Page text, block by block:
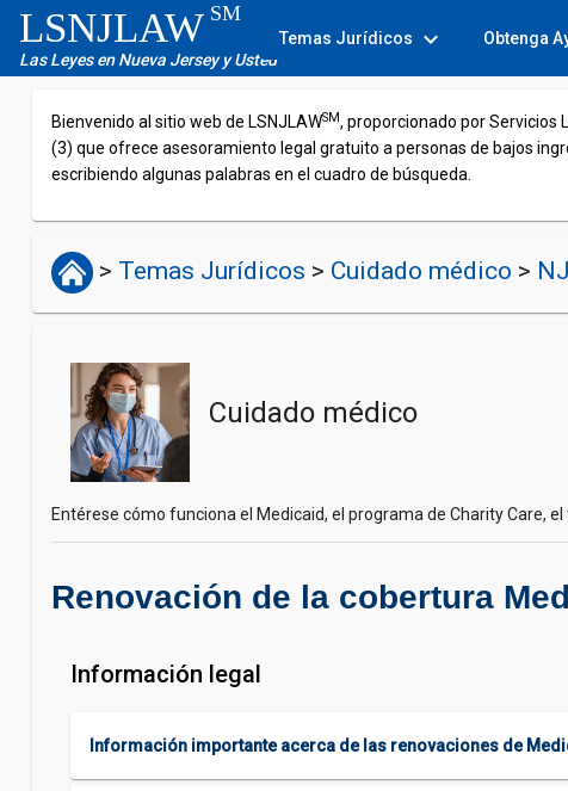
LSNJLAW SM
Las Leyes en Nueva Jersey y Usted
Temas Jurídicos expand_more Obtenga
Bienvenido al sitio web de LSNJLAWSM, proporcionado por Servicios
(3) que ofrece asesoramiento legal gratuito a personas de bajos
escribiendo algunas palabras en el cuadro de búsqueda.
> Temas Jurídicos > Cuidado médico >
Cuidado médico
Entérese cómo funciona el Medicaid, el programa de Charity Care,
Renovación de la cobertura
Información legal
Información importante acerca de las renovaciones de